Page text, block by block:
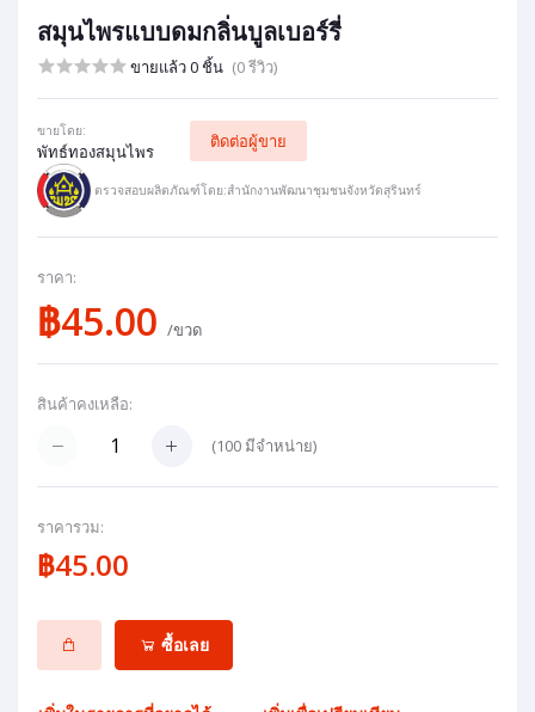
สมุนไพรแบบดมกลิ่นบูลเบอร์รี่
ขายแล้ว 0 ชิ้น (0 รีวิว)
ขายโดย:
พัทธ์ทองสมุนไพร
ติดต่อผู้ขาย
ตรวจสอบผลิตภัณฑ์โดย:สำนักงานพัฒนาชุมชนจังหวัดสุรินทร์
ราคา:
฿45.00 /ขวด
สินค้าคงเหลือ:
(100มีจำหน่าย)
ราคารวม:
฿45.00
ซื้อเลย